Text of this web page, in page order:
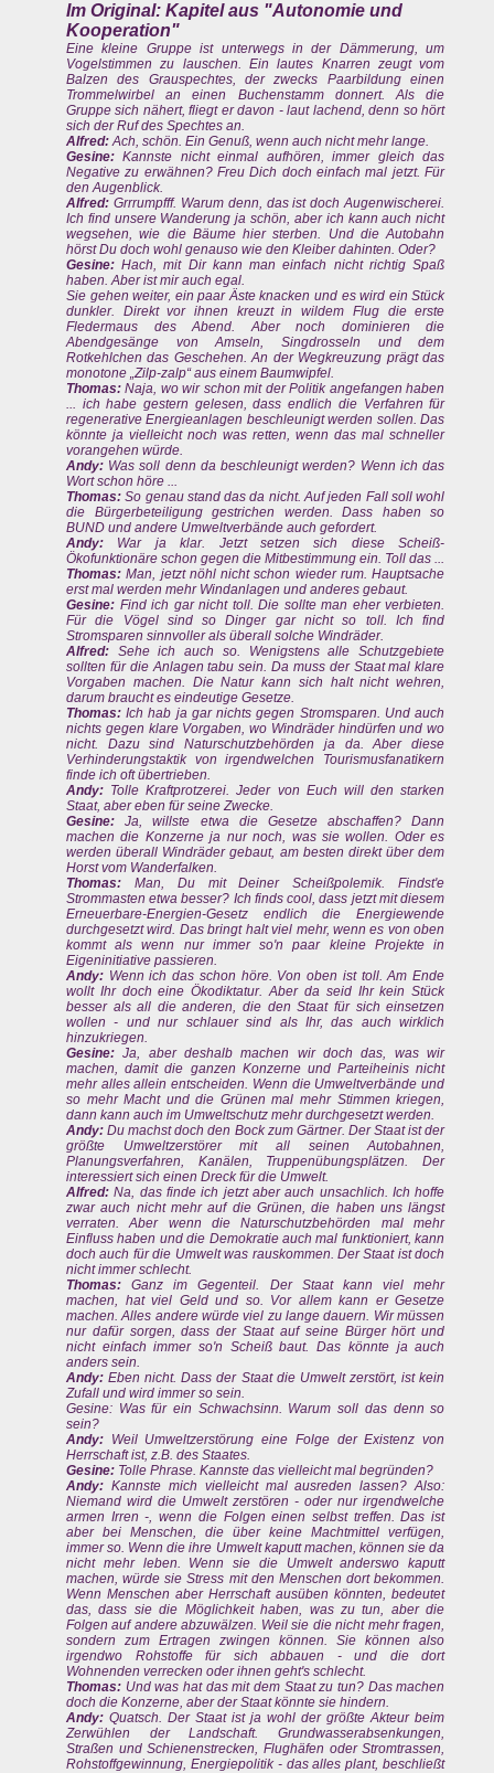
Im Original: Kapitel aus "Autonomie und
Kooperation"
Eine kleine Gruppe ist unterwegs in der Dämmerung, um
Vogelstimmen zu lauschen. Ein lautes Knarren zeugt vom
Balzen des Grauspechtes, der zwecks Paarbildung einen
Trommelwirbel an einen Buchenstamm donnert. Als die
Gruppe sich nähert, fliegt er davon - laut lachend, denn so hört
sich der Ruf des Spechtes an.
Alfred:Ach, schön. Ein Genuß, wenn auch nicht mehr lange.
Gesine: Kannste nicht einmal aufhören, immer gleich das
Negative zu erwähnen? Freu Dich doch einfach mal jetzt. Für
den Augenblick.
Alfred: Grrrumpfff. Warum denn, das ist doch Augenwischerei.
Ich find unsere Wanderung ja schön, aber ich kann auch nicht
wegsehen, wie die Bäume hier sterben. Und die Autobahn
hörst Du doch wohl genauso wie den Kleiber dahinten. Oder?
Gesine: Hach, mit Dir kann man einfach nicht richtig Spaß
haben. Aber ist mir auch egal.
Sie gehen weiter, ein paar Äste knacken und es wird ein Stück
dunkler. Direkt vor ihnen kreuzt in wildem Flug die erste
Fledermaus des Abend. Aber noch dominieren die
Abendgesänge von Amseln, Singdrosseln und dem
Rotkehlchen das Geschehen. An der Wegkreuzung prägt das
monotone „Zilp-zalp“ aus einem Baumwipfel.
Thomas: Naja, wo wir schon mit der Politik angefangen haben
... ich habe gestern gelesen, dass endlich die Verfahren für
regenerative Energieanlagen beschleunigt werden sollen. Das
könnte ja vielleicht noch was retten, wenn das mal schneller
vorangehen würde.
Andy: Was soll denn da beschleunigt werden? Wenn ich das
Wort schon höre ...
Thomas: So genau stand das da nicht. Auf jeden Fall soll wohl
die Bürgerbeteiligung gestrichen werden. Dass haben so
BUND und andere Umweltverbände auch gefordert.
Andy: War ja klar. Jetzt setzen sich diese Scheiß-
Ökofunktionäre schon gegen die Mitbestimmung ein. Toll das ...
Thomas: Man, jetzt nöhl nicht schon wieder rum. Hauptsache
erst mal werden mehr Windanlagen und anderes gebaut.
Gesine: Find ich gar nicht toll. Die sollte man eher verbieten.
Für die Vögel sind so Dinger gar nicht so toll. Ich find
Stromsparen sinnvoller als überall solche Windräder.
Alfred: Sehe ich auch so. Wenigstens alle Schutzgebiete
sollten für die Anlagen tabu sein. Da muss der Staat mal klare
Vorgaben machen. Die Natur kann sich halt nicht wehren,
darum braucht es eindeutige Gesetze.
Thomas: Ich hab ja gar nichts gegen Stromsparen. Und auch
nichts gegen klare Vorgaben, wo Windräder hindürfen und wo
nicht. Dazu sind Naturschutzbehörden ja da. Aber diese
Verhinderungstaktik von irgendwelchen Tourismusfanatikern
finde ich oft übertrieben.
Andy: Tolle Kraftprotzerei. Jeder von Euch will den starken
Staat, aber eben für seine Zwecke.
Gesine: Ja, willste etwa die Gesetze abschaffen? Dann
machen die Konzerne ja nur noch, was sie wollen. Oder es
werden überall Windräder gebaut, am besten direkt über dem
Horst vom Wanderfalken.
Thomas: Man, Du mit Deiner Scheißpolemik. Findst'e
Strommasten etwa besser? Ich finds cool, dass jetzt mit diesem
Erneuerbare-Energien-Gesetz endlich die Energiewende
durchgesetzt wird. Das bringt halt viel mehr, wenn es von oben
kommt als wenn nur immer so'n paar kleine Projekte in
Eigeninitiative passieren.
Andy: Wenn ich das schon höre. Von oben ist toll. Am Ende
wollt Ihr doch eine Ökodiktatur. Aber da seid Ihr kein Stück
besser als all die anderen, die den Staat für sich einsetzen
wollen - und nur schlauer sind als Ihr, das auch wirklich
hinzukriegen.
Gesine: Ja, aber deshalb machen wir doch das, was wir
machen, damit die ganzen Konzerne und Parteiheinis nicht
mehr alles allein entscheiden. Wenn die Umweltverbände und
so mehr Macht und die Grünen mal mehr Stimmen kriegen,
dann kann auch im Umweltschutz mehr durchgesetzt werden.
Andy: Du machst doch den Bock zum Gärtner. Der Staat ist der
größte Umweltzerstörer mit all seinen Autobahnen,
Planungsverfahren, Kanälen, Truppenübungsplätzen. Der
interessiert sich einen Dreck für die Umwelt.
Alfred: Na, das finde ich jetzt aber auch unsachlich. Ich hoffe
zwar auch nicht mehr auf die Grünen, die haben uns längst
verraten. Aber wenn die Naturschutzbehörden mal mehr
Einfluss haben und die Demokratie auch mal funktioniert, kann
doch auch für die Umwelt was rauskommen. Der Staat ist doch
nicht immer schlecht.
Thomas: Ganz im Gegenteil. Der Staat kann viel mehr
machen, hat viel Geld und so. Vor allem kann er Gesetze
machen. Alles andere würde viel zu lange dauern. Wir müssen
nur dafür sorgen, dass der Staat auf seine Bürger hört und
nicht einfach immer so'n Scheiß baut. Das könnte ja auch
anders sein.
Andy: Eben nicht. Dass der Staat die Umwelt zerstört, ist kein
Zufall und wird immer so sein.
Gesine: Was für ein Schwachsinn. Warum soll das denn so
sein?
Andy: Weil Umweltzerstörung eine Folge der Existenz von
Herrschaft ist, z.B. des Staates.
Gesine: Tolle Phrase. Kannste das vielleicht mal begründen?
Andy: Kannste mich vielleicht mal ausreden lassen? Also:
Niemand wird die Umwelt zerstören - oder nur irgendwelche
armen Irren -, wenn die Folgen einen selbst treffen. Das ist
aber bei Menschen, die über keine Machtmittel verfügen,
immer so. Wenn die ihre Umwelt kaputt machen, können sie da
nicht mehr leben. Wenn sie die Umwelt anderswo kaputt
machen, würde sie Stress mit den Menschen dort bekommen.
Wenn Menschen aber Herrschaft ausüben könnten, bedeutet
das, dass sie die Möglichkeit haben, was zu tun, aber die
Folgen auf andere abzuwälzen. Weil sie die nicht mehr fragen,
sondern zum Ertragen zwingen können. Sie können also
irgendwo Rohstoffe für sich abbauen - und die dort
Wohnenden verrecken oder ihnen geht's schlecht.
Thomas: Und was hat das mit dem Staat zu tun? Das machen
doch die Konzerne, aber der Staat könnte sie hindern.
Andy: Quatsch. Der Staat ist ja wohl der größte Akteur beim
Zerwühlen der Landschaft. Grundwasserabsenkungen,
Straßen und Schienenstrecken, Flughäfen oder Stromtrassen,
Rohstoffgewinnung, Energiepolitik - das alles plant, beschließt